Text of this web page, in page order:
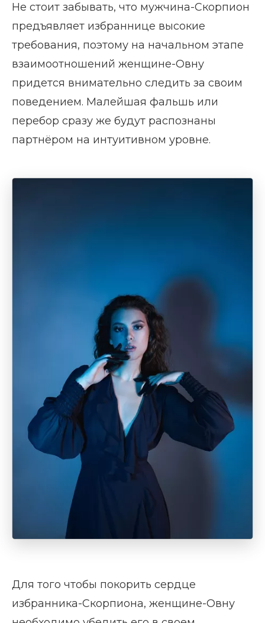
Не стоит забывать, что мужчина-Скорпион
предъявляет избраннице высокие
требования, поэтому на начальном этапе
взаимоотношений женщине-Овну
придется внимательно следить за своим
поведением. Малейшая фальшь или
перебор сразу же будут распознаны
партнёром на интуитивном уровне.
Для того чтобы покорить сердце
избранника-Скорпиона, женщине-Овну